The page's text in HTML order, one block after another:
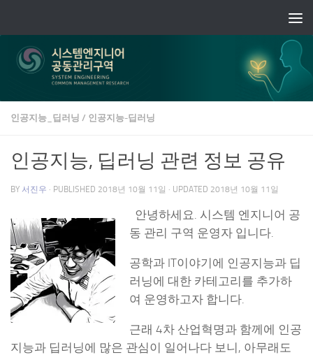
인공지능_딥러닝 / 인공지능-딥러닝
인공지능, 딥러닝 관련 정보 공유
BY 서진우 · PUBLISHED 2018년 10월 11일 · UPDATED 2018년 10월 11일
안녕하세요. 시스템 엔지니어 공
동 관리 구역 운영자 입니다.
공학과 IT이야기에 인공지능과 딥
러닝에 대한 카테고리를 추가하
여 운영하고자 합니다.
근래 4차 산업혁명과 함께에 인공
지능과 딥러닝에 많은 관심이 일어나다 보니, 아무래도